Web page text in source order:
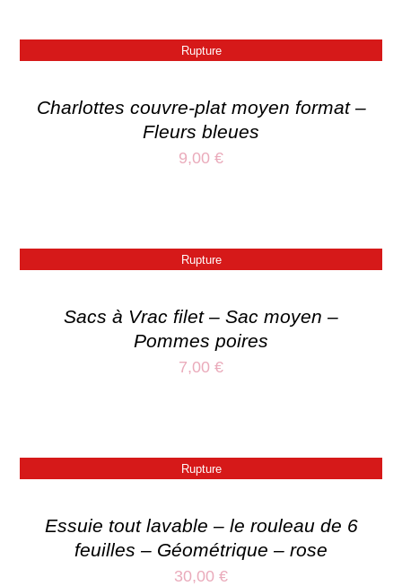
Rupture
Charlottes couvre-plat moyen format –
Fleurs bleues
9,00 €
Rupture
Sacs à Vrac filet – Sac moyen –
Pommes poires
7,00 €
Rupture
Essuie tout lavable – le rouleau de 6
feuilles – Géométrique – rose
30,00 €